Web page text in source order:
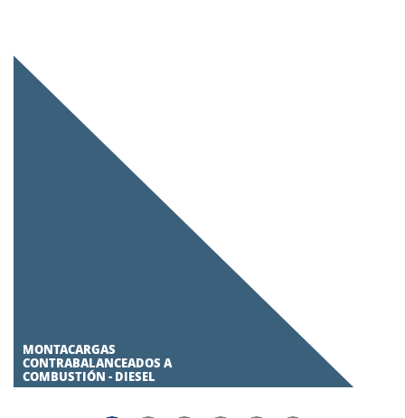
MONTACARGAS
CONTRABALANCEADOS A
COMBUSTIÓN - DIESEL